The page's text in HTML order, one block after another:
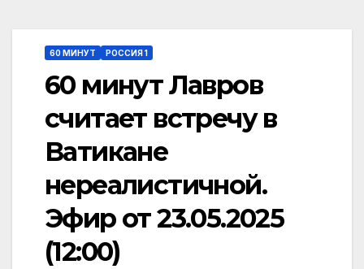
60 МИНУТ РОССИЯ 1
60 минут Лавров
считает встречу в
Ватикане
нереалистичной.
Эфир от 23.05.2025
(12:00)